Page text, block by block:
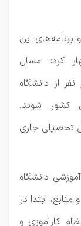
برنامه‌های این
کرد: امسال
این است که حدود ۲۰ هزار نفر از دانشگاه
کشور شوند.
سال تحصیلی جاری
دانشگاه
ابتدا در
کارآموزی و